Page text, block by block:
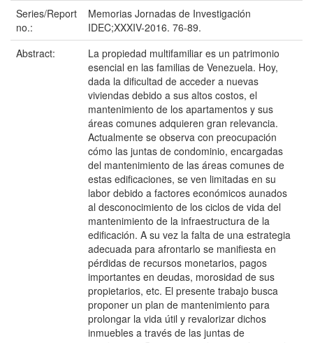
Series/Report
no.:
Memorias Jornadas de Investigación
IDEC;XXXIV-2016. 76-89.
Abstract:
La propiedad multifamiliar es un patrimonio
esencial en las familias de Venezuela. Hoy,
dada la dificultad de acceder a nuevas
viviendas debido a sus altos costos, el
mantenimiento de los apartamentos y sus
áreas comunes adquieren gran relevancia.
Actualmente se observa con preocupación
cómo las juntas de condominio, encargadas
del mantenimiento de las áreas comunes de
estas edificaciones, se ven limitadas en su
labor debido a factores económicos aunados
al desconocimiento de los ciclos de vida del
mantenimiento de la infraestructura de la
edificación. A su vez la falta de una estrategia
adecuada para afrontarlo se manifiesta en
pérdidas de recursos monetarios, pagos
importantes en deudas, morosidad de sus
propietarios, etc. El presente trabajo busca
proponer un plan de mantenimiento para
prolongar la vida útil y revalorizar dichos
inmuebles a través de las juntas de